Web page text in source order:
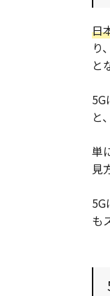
日
り
と
と
単
見
も